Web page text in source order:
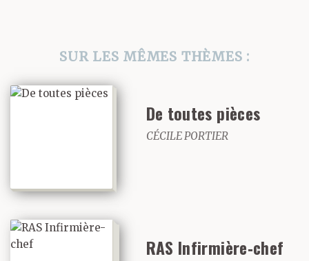
– Je suis interprète de
conférence, a-t-elle dit
en montrant son badge.
– Je ne l’avais pas
remarquée lors des
sessions, m’a confié
SUR LES MÊMES THÈMES :
De toutes pièces
CÉCILE PORTIER
RAS Infirmière‑chef